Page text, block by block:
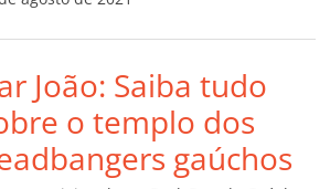
at
s
A
p
p
k
e
dI
n
o
gl
e
Cl
a
y
Li
n
k
p
ar
til
h
João: Saiba tudo
o templo dos
gaúchos